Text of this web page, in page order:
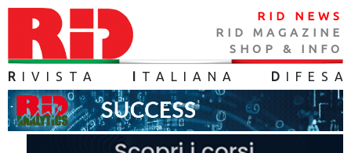
RID NEWS
RID MAGAZINE
SHOP & INFO
R IVISTA TALIANA D IFES A